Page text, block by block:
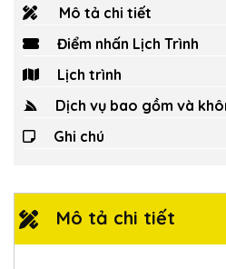
Mô tả chi tiết
Điểm nhấn Lịch Trình
Lịch trình
Dịch vụ bao gồm và
Ghi chú
Mô tả chi tiết